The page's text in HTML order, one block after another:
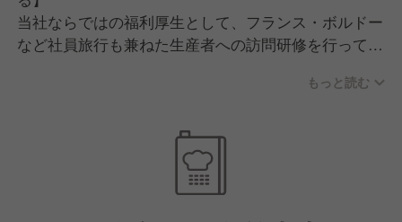
当社ならではの福利厚生として、フランス・ボルドー
など社員旅行も兼ねた生産者への訪問研修を行ってお
また、直輸入している特別なオリーブオイルをはじ
も多く取り扱っているので、本物の技術を学べる環
経験のある方は、そのスキルを存分に活かせます。
もっと読む